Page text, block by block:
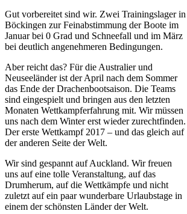
Gut vorbereitet sind wir. Zwei Trainingslager in
Böckingen zur Feinabstimmung der Boote im
Januar bei 0 Grad und Schneefall und im März
bei deutlich angenehmeren Bedingungen.
Aber reicht das? Für die Australier und
Neuseeländer ist der April nach dem Sommer
das Ende der Drachenbootsaison. Die Teams
sind eingespielt und bringen aus den letzten
Monaten Wettkampferfahrung mit. Wir müssen
uns nach dem Winter erst wieder zurechtfinden.
Der erste Wettkampf 2017 – und das gleich auf
der anderen Seite der Welt.
Wir sind gespannt auf Auckland. Wir freuen
uns auf eine tolle Veranstaltung, auf das
Drumherum, auf die Wettkämpfe und nicht
zuletzt auf ein paar wunderbare Urlaubstage in
einem der schönsten Länder der Welt.